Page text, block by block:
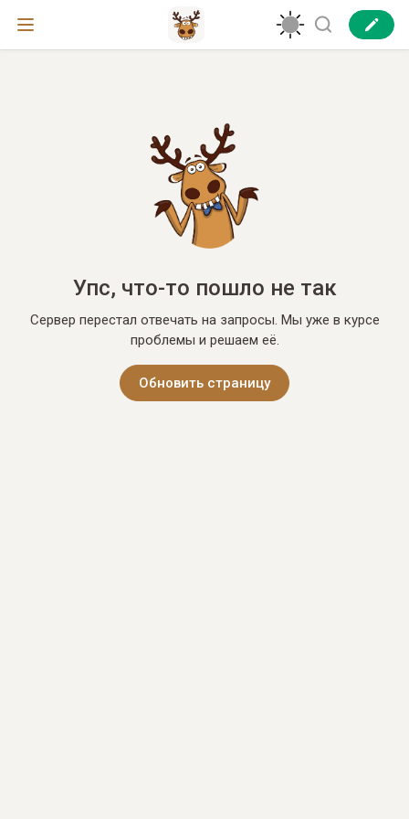
Упс, что-то пошло не так
Сервер перестал отвечать на запросы. Мы уже в курсе
проблемы и решаем её.
Обновить страницу